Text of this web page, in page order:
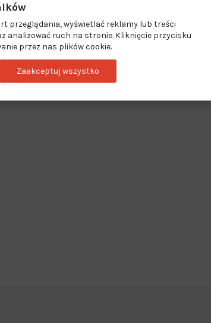
przeglądania, wyświetlać reklamy lub treści
analizować ruch na stronie. Kliknięcie przycisku
przez nas plików cookie.
Zaakceptuj wszystko